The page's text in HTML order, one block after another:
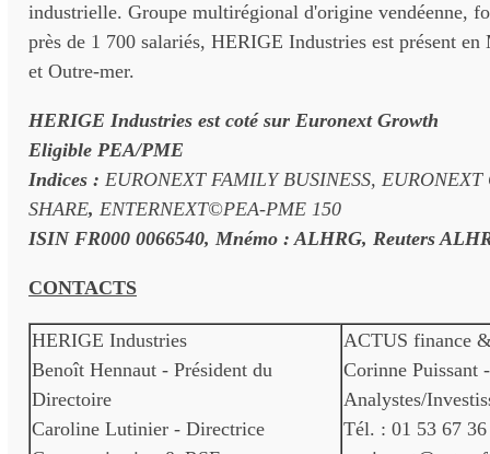
industrielle. Groupe multirégional d'origine vendéenne,
près de 1 700 salariés, HERIGE Industries est présent en
et Outre-mer.
HERIGE Industries est coté sur Euronext Growth
Eligible PEA/PME
Indices : EURONEXT FAMILY BUSINESS,
SHARE, ENTERNEXT©PEA-PME 150
ISIN FR000 0066540, Mnémo : ALHRG, Reuters
CONTACTS
HERIGE Industries
Benoît Hennaut - Président du
Directoire
Caroline Lutinier - Directrice
ACTUS finance
Corinne Puissant
Analystes/
Tél. : 01 53 67